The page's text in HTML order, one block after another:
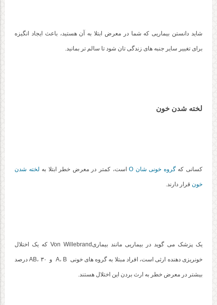
شاید دانستن بیماریی که شما در معرض ابتلا به آن هستید، باعث ایجاد انگیزه
برای تغییر سایر جنبه های زندگی تان شود تا سالم تر بمانید.
لخته شدن خون
کسانی کهگروه خونی شان O است، کمتر در معرض خطر ابتلا به لخته شدن
خون قرار دارند.
یک پزشک می گوید در بیماریی مانند بیماریVon Willebrand که یک اختلال
خونریزی دهنده ارثی است، افراد مبتلا به گروه های خونی A، B و AB، ۳۰ درصد
بیشتر در معرض خطر به ارث بردن این اختلال هستند.